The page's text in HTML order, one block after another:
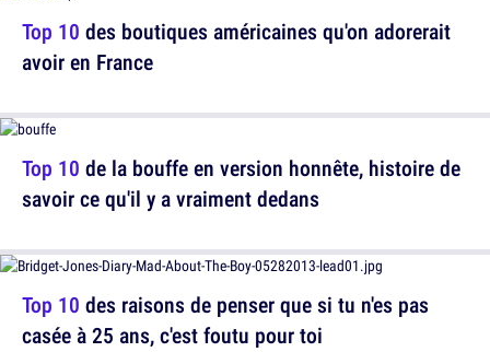
Top 10 des boutiques américaines qu'on adorerait
avoir en France
Top 10 des raisons de penser que si tu n'es pas
casée à 25 ans, c'est foutu pour toi
Top 10 de la bouffe en version honnête, histoire de
savoir ce qu'il y a vraiment dedans